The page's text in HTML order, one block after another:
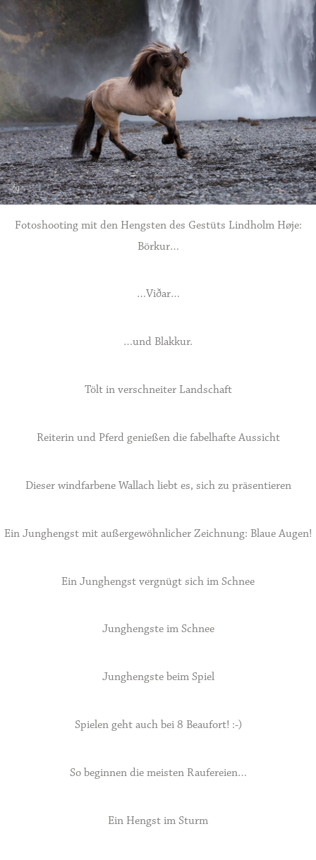
Fotoshooting mit den Hengsten des Gestüts Lindholm Høje:
Börkur…
…Viðar…
…und Blakkur.
Tölt in verschneiter Landschaft
Reiterin und Pferd genießen die fabelhafte Aussicht
Dieser windfarbene Wallach liebt es, sich zu präsentieren
Ein Junghengst mit außergewöhnlicher Zeichnung: Blaue Augen!
Ein Junghengst vergnügt sich im Schnee
Junghengste im Schnee
Junghengste beim Spiel
Spielen geht auch bei 8 Beaufort! :-)
So beginnen die meisten Raufereien…
Ein Hengst im Sturm